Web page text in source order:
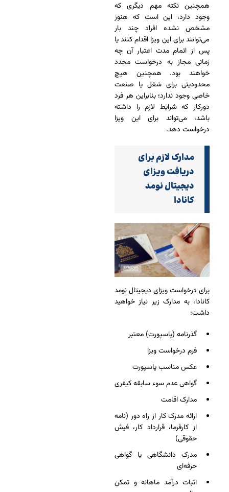
همچنین نکته مهم دیگری که
وجود دارد، این است که هنوز
مشخص نشده افراد چند بار
می‌توانند برای این ویزا اقدام کنند یا
پس از اتمام مدت اعتبار آن چه
زمانی مجاز به درخواست مجدد
خواهند بود. همچنین هیچ
محدودیتی برای شغل یا صنعت
خاصی وجود ندارد؛ بنابراین هر فرد
دورکار که شرایط لازم را داشته
باشد، می‌تواند برای این ویزا
درخواست دهد.
مدارک لازم برای
دریافت ویزای
دیجیتال نومد
کانادا
برای درخواست ویزای دیجیتال نومد
کانادا، به مدارک زیر نیاز خواهید
داشت:
گذرنامه (پاسپورت) معتبر
فرم درخواست ویزا
عکس مناسب پاسپورت
گواهی عدم سوء سابقه کیفری
مدارک اقامت
ارائه مدرک کار از راه دور (نامه
از کارفرما، قرارداد کار، فیش
حقوقی)
مدرک دانشگاهی یا گواهی
حرفه‌ای
اثبات درآمد ماهانه و تمکن